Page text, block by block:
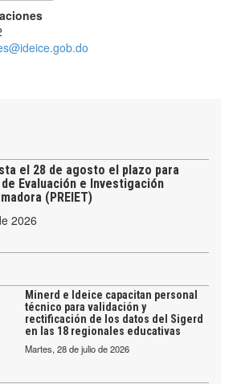
el 28 de agosto el plazo para
Evaluación e Investigación
(PREIET)
2026
Minerd e Ideice capacitan personal
técnico para validación y
rectificación de los datos del Sigerd
en las 18 regionales educativas
martes, 28 de julio de 2026